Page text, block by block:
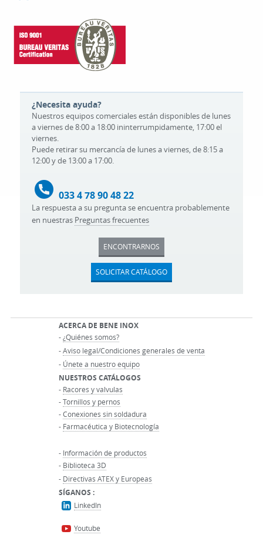
¿Necesita ayuda?
Nuestros equipos comerciales están disponibles de lunes
a viernes de 8:00 a 18:00 ininterrumpidamente, 17:00 el
viernes.
Puede retirar su mercancía de lunes a viernes, de 8:15 a
12:00 y de 13:00 a 17:00.
033 4 78 90 48 22
La respuesta a su pregunta se encuentra probablemente
en nuestras Preguntas frecuentes
ENCONTRARNOS
SOLICITAR CATÁLOGO
ACERCA DE BENE INOX
-¿Quiénes somos?
-Aviso legal/Condiciones generales de venta
- Únete a nuestro equipo
NUESTROS CATÁLOGOS
- Racores y valvulas
-Tornillos y pernos
-Conexiones sin soldadura
- Farmacéutica y Biotecnología
- Información de productos
- Biblioteca 3D
- Directivas ATEX y Europeas
SÍGANOS :
LinkedIn
Youtube